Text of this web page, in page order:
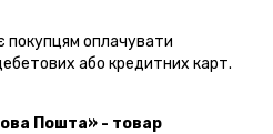
покупцям оплачувати
або кредитних карт.
Пошта» - товар